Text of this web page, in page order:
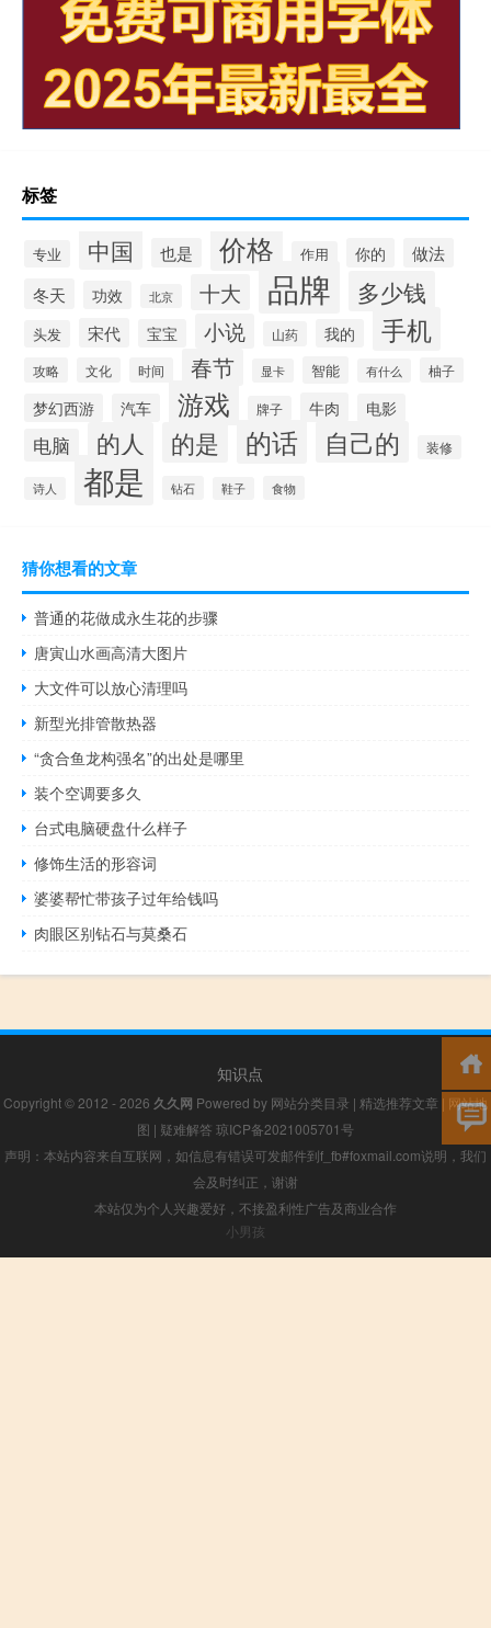
标签
专业 中国 也是 价格 作用 你的 做法
冬天 功效 北京 十大 品牌 多少钱
头发 宋代 宝宝 小说 山药 我的 手机
攻略 文化 时间 春节 显卡 智能 有什么 柚子
梦幻西游 汽车 游戏 牌子 牛肉 电影
电脑 的人 的是 的话 自己的 装修
诗人 都是 钻石 鞋子 食物
猜你想看的文章
普通的花做成永生花的步骤
唐寅山水画高清大图片
大文件可以放心清理吗
新型光排管散热器
“贪合鱼龙构强名”的出处是哪里
装个空调要多久
台式电脑硬盘什么样子
修饰生活的形容词
婆婆帮忙带孩子过年给钱吗
肉眼区别钻石与莫桑石
知识点
Copyright © 2012 - 2026 久久网 Powered by 网站分类目录 | 精选推荐文章 | 网站地
图 | 疑难解答 琼ICP备2021005701号
声明：本站内容来自互联网，如信息有错误可发邮件到f_fb#foxmail.com说明，我们
会及时纠正，谢谢
本站仅为个人兴趣爱好，不接盈利性广告及商业合作
小男孩